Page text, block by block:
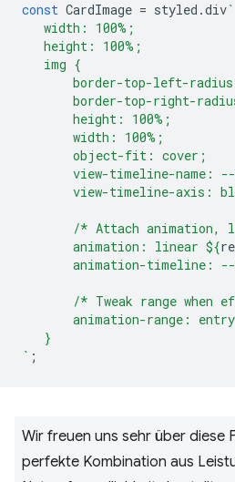
const CardImage = styled .div`
   width: 100%;
   height: 100%;
   img {
border-top-left-
border-top-right-
       height: 100%;
       width: 100%;
       object-fit: cover;
view-timeline-name:
view-timeline-axis:
/* Attach animation,
       animation: linear
${
animation-timeline:
/* Tweak range when
animation-range:
   }
` ;
Wir freuen uns sehr über diese
perfekte Kombination aus